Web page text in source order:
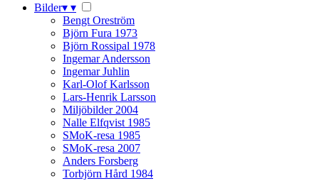
Bilder▾ ▾
Bengt Oreström
Björn Fura 1973
Björn Rossipal 1978
Ingemar Andersson
Ingemar Juhlin
Karl-Olof Karlsson
Lars-Henrik Larsson
Miljöbilder 2004
Nalle Elfqvist 1985
SMoK-resa 1985
SMoK-resa 2007
Anders Forsberg
Torbjörn Hård 1984